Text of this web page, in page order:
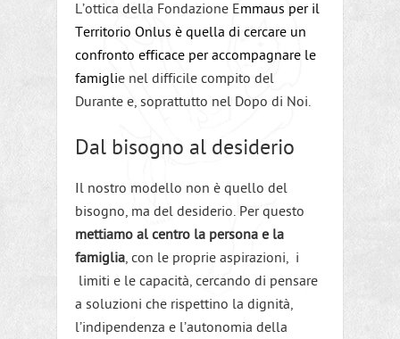
L’ottica della Fondazione Emmaus per il
Territorio Onlus è quella di cercare un
confronto efficace per accompagnare le
famiglie nel difficile compito del
Durante e, soprattutto nel Dopo di Noi.
Dal bisogno al desiderio
Il nostro modello non è quello del
bisogno, ma del desiderio. Per questo
mettiamo al centro la persona e la
famiglia, con le proprie aspirazioni, i
limiti e le capacità, cercando di pensare
a soluzioni che rispettino la dignità,
l’indipendenza e l’autonomia della